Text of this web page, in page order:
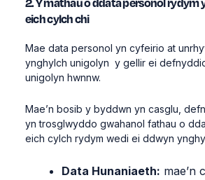
eich cylch chi
Mae data personol yn cyfeirio at
ynghylch unigolyn y gellir ei
unigolyn hwnnw.
Mae’n bosib y byddwn yn casglu,
yn trosglwyddo gwahanol fathau o
eich cylch rydym wedi ei ddwyn
Data Hunaniaeth: mae’n